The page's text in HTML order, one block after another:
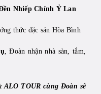
Nhiếp Chính Ỷ Lan
thức đặc sản Hòa Bình
, Đoàn nhận nhà sàn, tắm,
TOUR cùng Đoàn sẽ